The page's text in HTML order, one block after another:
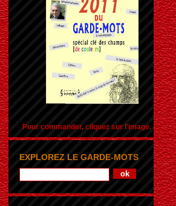
Pour commander, cliquez sur l'image.
EXPLOREZ LE GARDE-MOTS